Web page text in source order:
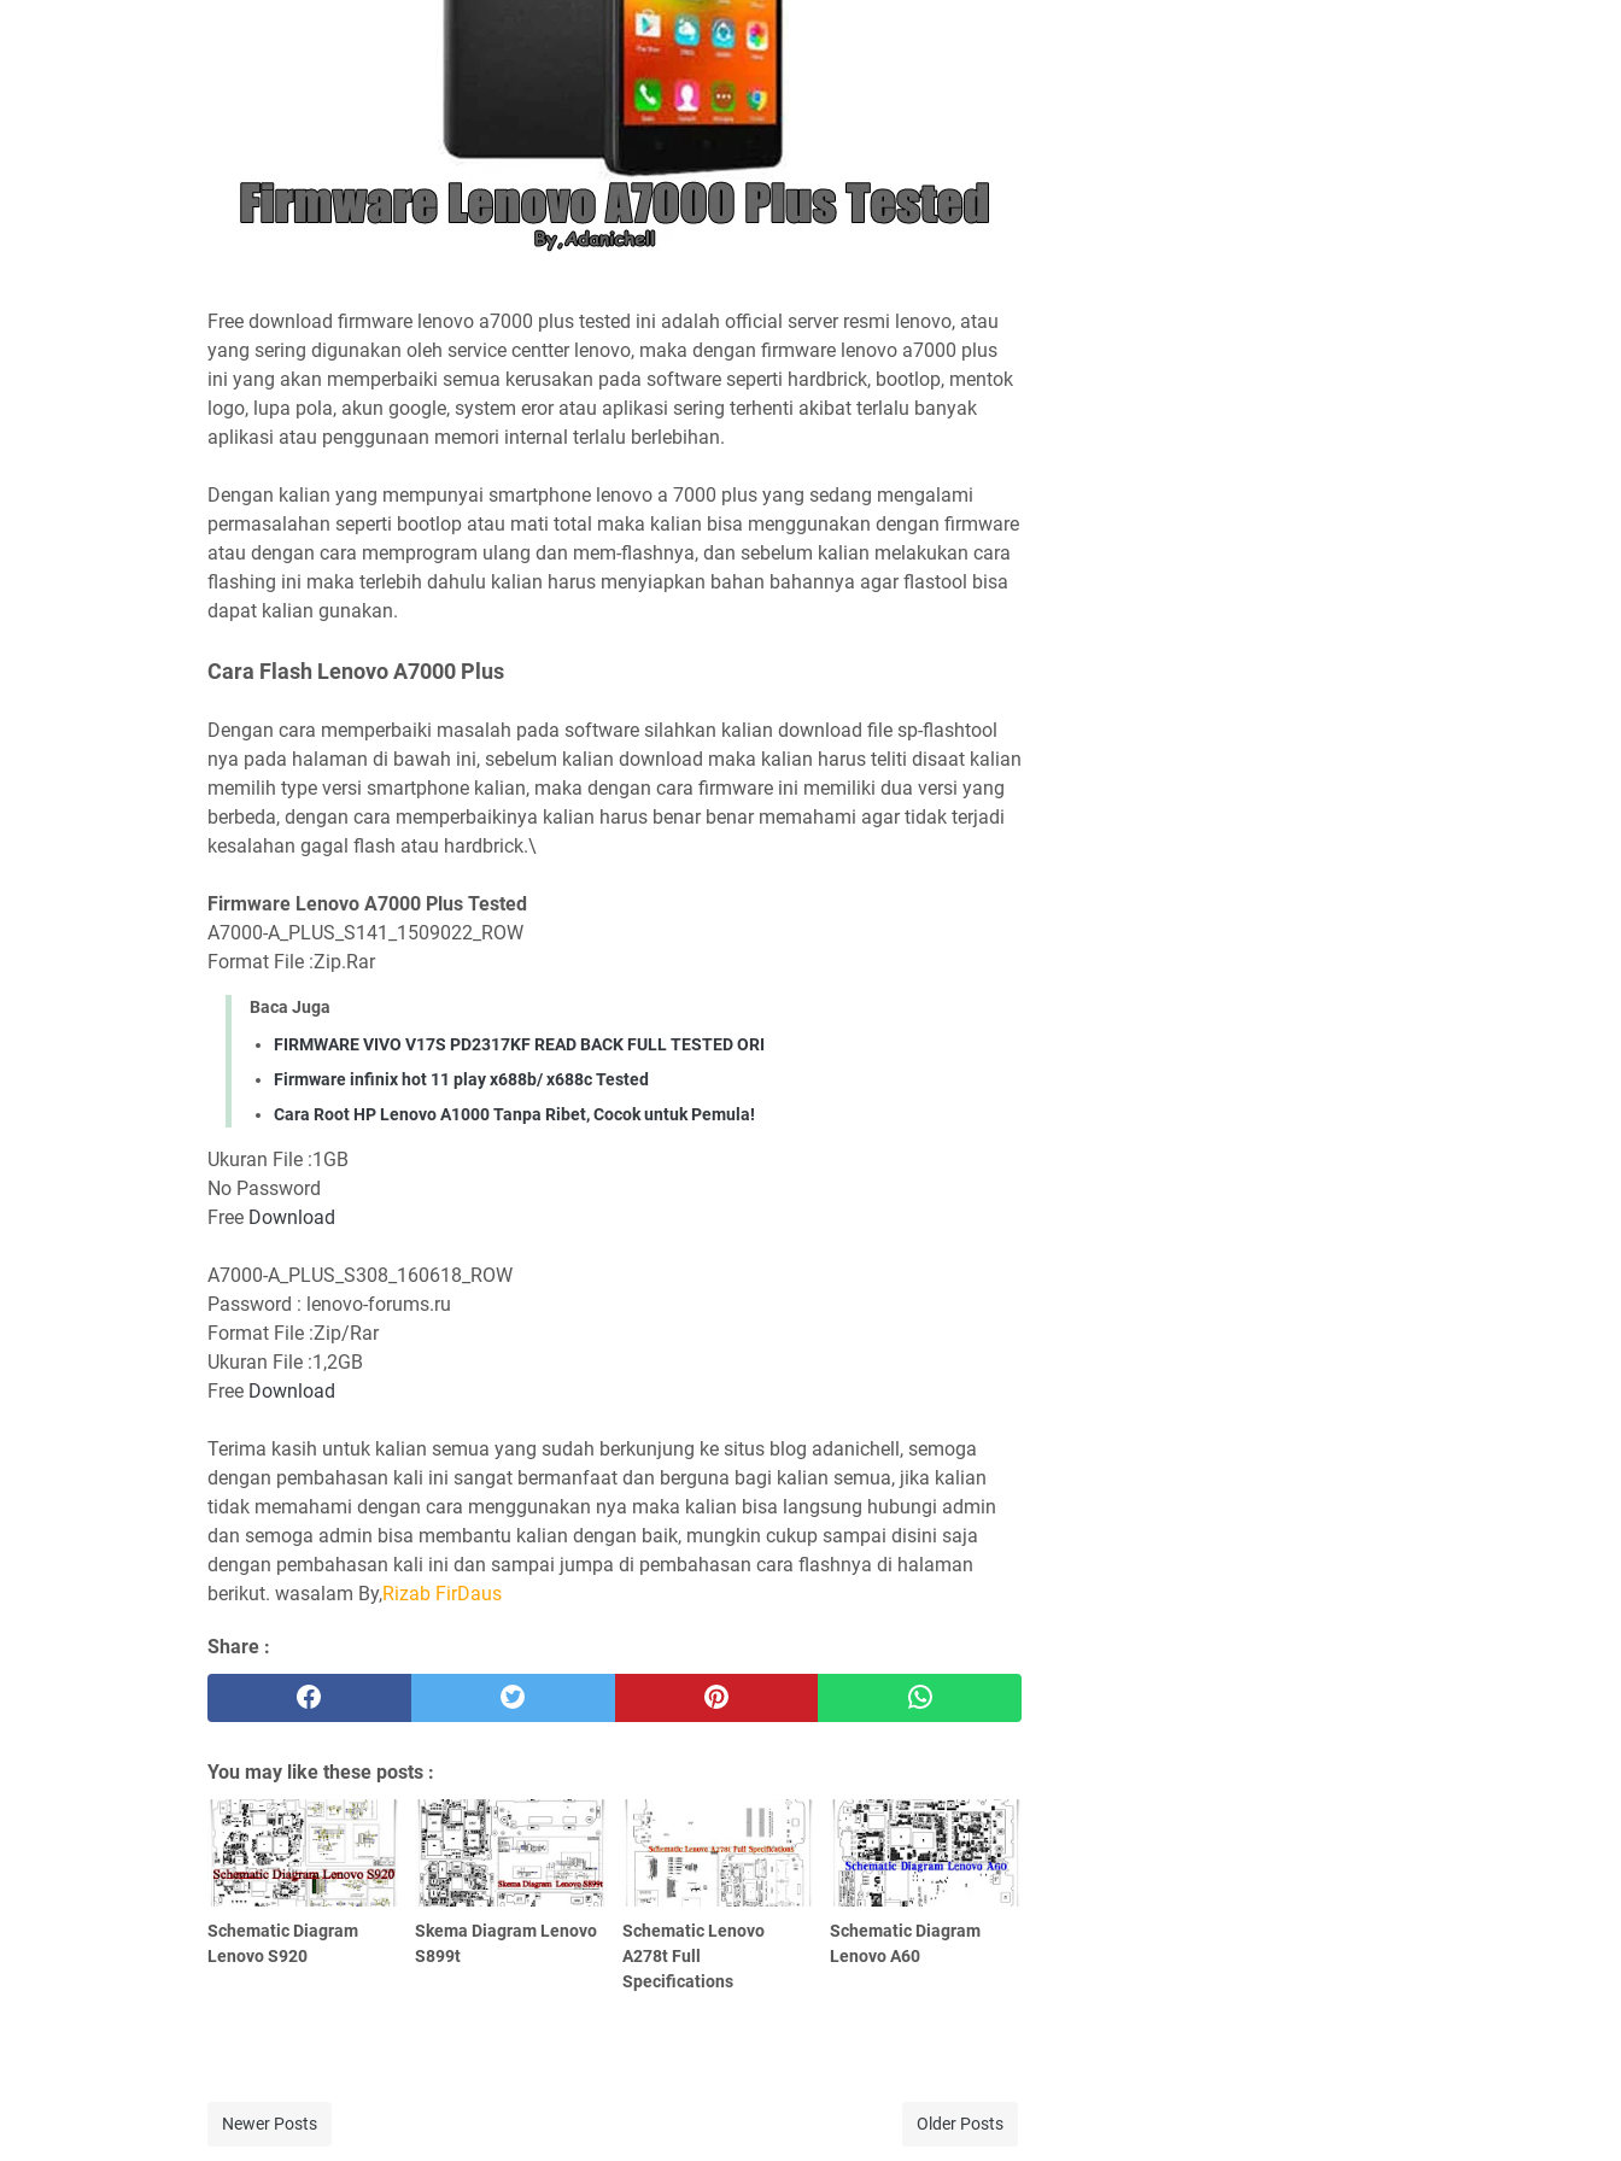
Free download firmware lenovo a7000 plus tested ini adalah official server resmi lenovo, atau
yang sering digunakan oleh service centter lenovo, maka dengan firmware lenovo a7000 plus
ini yang akan memperbaiki semua kerusakan pada software seperti hardbrick, bootlop, mentok
logo, lupa pola, akun google, system eror atau aplikasi sering terhenti akibat terlalu banyak
aplikasi atau penggunaan memori internal terlalu berlebihan.
Dengan kalian yang mempunyai smartphone lenovo a 7000 plus yang sedang mengalami
permasalahan seperti bootlop atau mati total maka kalian bisa menggunakan dengan firmware
atau dengan cara memprogram ulang dan mem-flashnya, dan sebelum kalian melakukan cara
flashing ini maka terlebih dahulu kalian harus menyiapkan bahan bahannya agar flastool bisa
dapat kalian gunakan.
Cara Flash Lenovo A7000 Plus
Dengan cara memperbaiki masalah pada software silahkan kalian download file sp-flashtool
nya pada halaman di bawah ini, sebelum kalian download maka kalian harus teliti disaat kalian
memilih type versi smartphone kalian, maka dengan cara firmware ini memiliki dua versi yang
berbeda, dengan cara memperbaikinya kalian harus benar benar memahami agar tidak terjadi
kesalahan gagal flash atau hardbrick.\
Firmware Lenovo A7000 Plus Tested
A7000-A_PLUS_S141_1509022_ROW
Format File :Zip.Rar
Baca Juga
FIRMWARE VIVO V17S PD2317KF READ BACK FULL TESTED ORI
Firmware infinix hot 11 play x688b/ x688c Tested
Cara Root HP Lenovo A1000 Tanpa Ribet, Cocok untuk Pemula!
Ukuran File :1GB
No Password
Free Download
A7000-A_PLUS_S308_160618_ROW
Password : lenovo-forums.ru
Format File :Zip/Rar
Ukuran File :1,2GB
Free Download
Terima kasih untuk kalian semua yang sudah berkunjung ke situs blog adanichell, semoga
dengan pembahasan kali ini sangat bermanfaat dan berguna bagi kalian semua, jika kalian
tidak memahami dengan cara menggunakan nya maka kalian bisa langsung hubungi admin
dan semoga admin bisa membantu kalian dengan baik, mungkin cukup sampai disini saja
dengan pembahasan kali ini dan sampai jumpa di pembahasan cara flashnya di halaman
berikut. wasalam By,Rizab FirDaus
Share :
You may like these posts :
Schematic Diagram
Lenovo S920
Skema Diagram Lenovo
S899t
Schematic Lenovo
A278t Full
Specifications
Schematic Diagram
Lenovo A60
Newer Posts Older Posts